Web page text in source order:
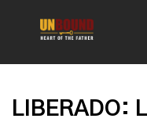
LIBERADO: